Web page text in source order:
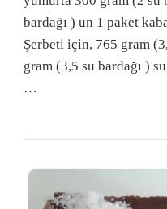
bardağı ) un 1 paket
Şerbeti için, 765 gram
gram (3,5 su bardağı )
…